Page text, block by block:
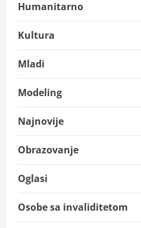
Humanitarno
Kultura
Mladi
Modeling
Najnovije
Obrazovanje
Oglasi
Osobe sa invaliditetom